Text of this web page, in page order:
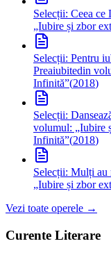
Selecții: Ceea ce
„Iubire și zbor
Selecții: Pentru
Preaiubitedin
Infinită”(2018)
Selecții:
volumul: „Iubire
Infinită”(2018)
Selecții: Mulți au
„Iubire și zbor
Vezi toate operele →
Curente Literare